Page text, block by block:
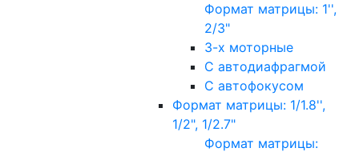
Формат матрицы: 1'',
2/3"
3-х моторные
С автодиафрагмой
С автофокусом
Формат матрицы: 1/1.8'',
1/2", 1/2.7"
Формат матрицы: